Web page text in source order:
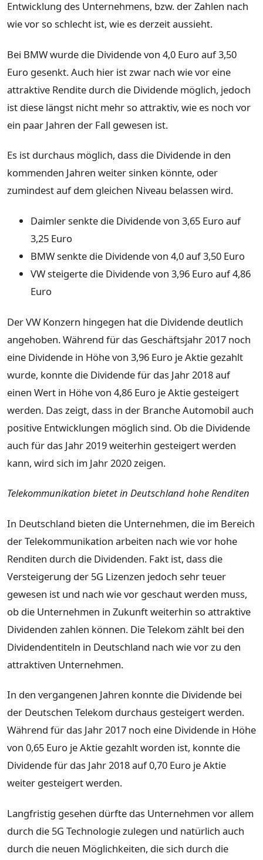
Entwicklung des Unternehmens, bzw. der Zahlen nach
wie vor so schlecht ist, wie es derzeit aussieht.
Bei BMW wurde die Dividende von 4,0 Euro auf 3,50
Euro gesenkt. Auch hier ist zwar nach wie vor eine
attraktive Rendite durch die Dividende möglich, jedoch
ist diese längst nicht mehr so attraktiv, wie es noch vor
ein paar Jahren der Fall gewesen ist.
Es ist durchaus möglich, dass die Dividende in den
kommenden Jahren weiter sinken könnte, oder
zumindest auf dem gleichen Niveau belassen wird.
Daimler senkte die Dividende von 3,65 Euro auf
3,25 Euro
BMW senkte die Dividende von 4,0 auf 3,50 Euro
VW steigerte die Dividende von 3,96 Euro auf 4,86
Euro
Der VW Konzern hingegen hat die Dividende deutlich
angehoben. Während für das Geschäftsjahr 2017 noch
eine Dividende in Höhe von 3,96 Euro je Aktie gezahlt
wurde, konnte die Dividende für das Jahr 2018 auf
einen Wert in Höhe von 4,86 Euro je Aktie gesteigert
werden. Das zeigt, dass in der Branche Automobil auch
positive Entwicklungen möglich sind. Ob die Dividende
auch für das Jahr 2019 weiterhin gesteigert werden
kann, wird sich im Jahr 2020 zeigen.
Telekommunikation bietet in Deutschland hohe Renditen
In Deutschland bieten die Unternehmen, die im Bereich
der Telekommunikation arbeiten nach wie vor hohe
Renditen durch die Dividenden. Fakt ist, dass die
Versteigerung der 5G Lizenzen jedoch sehr teuer
gewesen ist und nach wie vor geschaut werden muss,
ob die Unternehmen in Zukunft weiterhin so attraktive
Dividenden zahlen können. Die Telekom zählt bei den
Dividendentiteln in Deutschland nach wie vor zu den
attraktiven Unternehmen.
In den vergangenen Jahren konnte die Dividende bei
der Deutschen Telekom durchaus gesteigert werden.
Während für das Jahr 2017 noch eine Dividende in Höhe
von 0,65 Euro je Aktie gezahlt worden ist, konnte die
Dividende für das Jahr 2018 auf 0,70 Euro je Aktie
weiter gesteigert werden.
Langfristig gesehen dürfte das Unternehmen vor allem
durch die 5G Technologie zulegen und natürlich auch
durch die neuen Möglichkeiten, die sich durch die